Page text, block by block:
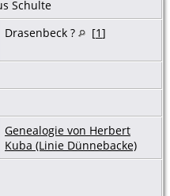
Schulte
Drasenbeck ? [1]
Genealogie von Herbert
Kuba (Linie Dünnebacke)